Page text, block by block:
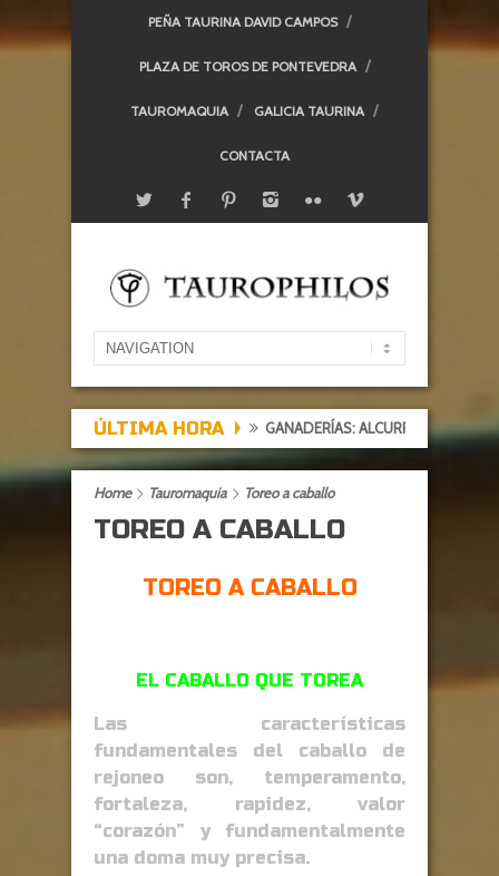
PEÑA TAURINA DAVID CAMPOS
PLAZA DE TOROS DE PONTEVEDRA
TAUROMAQUIA GALICIA TAURINA
CONTACTA
ÚLTIMA HORAGANADERÍAS: ALCURRUCÉN TARDE DE
Home Tauromaquia Toreo a caballo
TOREO A CABALLO
TOREO A CABALLO
EL CABALLO QUE TOREA
Las características
fundamentales del caballo de
rejoneo son, temperamento,
fortaleza, rapidez, valor
“corazón” y fundamentalmente
una doma muy precisa.